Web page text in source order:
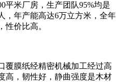
平米厂房，生产团队95%均是
，年产能高达6万立方米，全年
性价比高。
覆膜纸经精密机械加工经过高
高，韧性好，静曲强度是木材